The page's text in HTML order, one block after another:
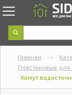
Главная
Пластиковые для
Хомут